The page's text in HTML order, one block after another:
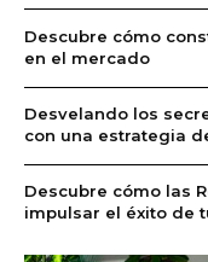
Descubre cómo
en el mercado
Desvelando los
con una estrategia
Descubre cómo las
impulsar el éxito de